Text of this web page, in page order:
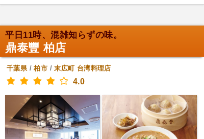
平日11時、混雑知らずの味。
鼎泰豐 柏店
千葉県/柏市 /末広町 台湾料理店
4.0